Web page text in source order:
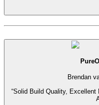
Brendan
“Solid Build Quality,